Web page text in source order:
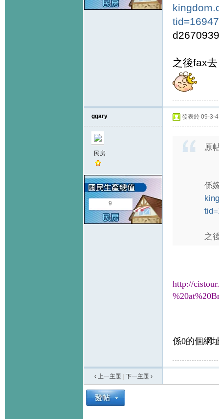
之後fax
ggary
民房
9
發表於 09-3-
原
係
之
http://
係0的個網
‹ 上一主題 下一主題 ›